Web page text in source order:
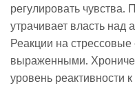
регулировать
утрачивает власть над
Реакции на
выраженными.
уровень реактивности